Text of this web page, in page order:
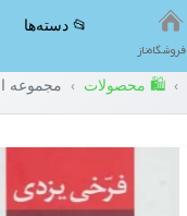
فروشگاه‌ناز
📂 دسته‌ها
› 🛍️ محصولات › مجموعه